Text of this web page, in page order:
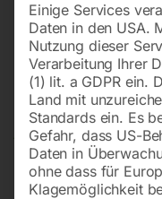
Einige Services
Daten in den USA.
Nutzung dieser
Verarbeitung Ihrer
(1) lit. a GDPR ein.
Land mit
Standards ein. Es
Gefahr, dass US-
Daten in
ohne dass für
Klagemöglichkeit